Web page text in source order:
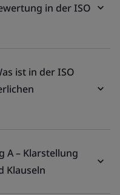
in der ISO
ist in der ISO
A – Klarstellung
Klauseln